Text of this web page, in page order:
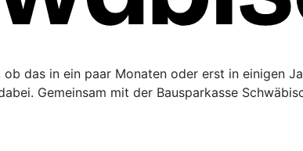
das in ein paar Monaten oder erst in einigen
Gemeinsam mit der Bausparkasse